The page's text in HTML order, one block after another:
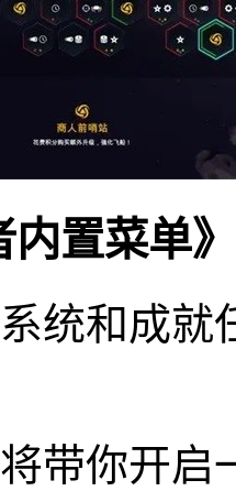
内置菜单
统和成
带你开